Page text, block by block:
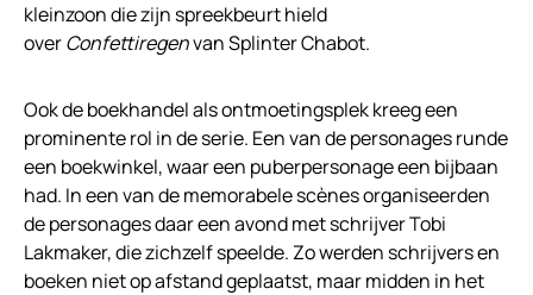
kleinzoon die zijn spreekbeurt hield
overConfettiregenvan Splinter Chabot.
Ook de boekhandel als ontmoetingsplek kreeg een
prominente rol in de serie. Een van de personages runde
een boekwinkel, waar een puberpersonage een bijbaan
had. In een van de memorabele scènes organiseerden
de personages daar een avond met schrijver Tobi
Lakmaker, die zichzelf speelde. Zo werden schrijvers en
boeken niet op afstand geplaatst, maar midden in het